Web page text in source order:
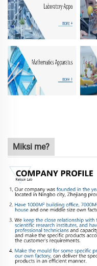
Miksi me?